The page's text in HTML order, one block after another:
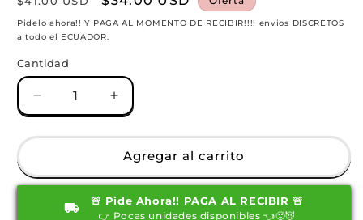
habitual
de
oferta
Pidelo ahora!! Y PAGA AL MOMENTO DE RECIBIR!!!! envios DISCRETOS
a todo el ECUADOR.
Cantidad
Reducir
cantidad
para
ultra
realista
Aumentar
cantidad
para
Weir
ultra
realista
Agregar al carrito
🚨 Pide Ahora!! PAGA AL RECIBIR 🚨
👉 Pocas unidades disponibles 👈🥵😈